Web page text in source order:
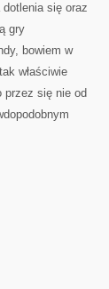
się oraz
gry
bowiem w
właściwie
przez się nie od